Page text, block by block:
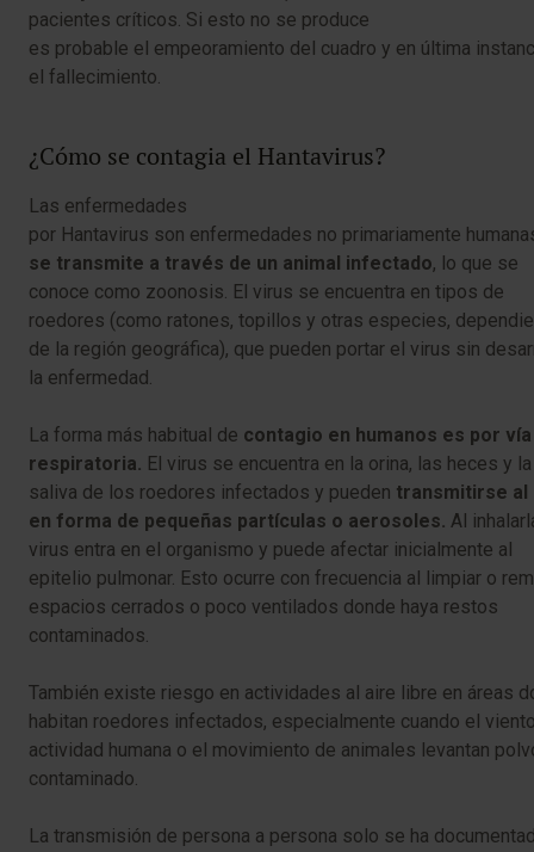
pacientes críticos. Si esto no se produce
es probable el empeoramiento del cuadro y en última
el fallecimiento.
¿Cómo se contagia el Hantavirus?
Las enfermedades
por Hantavirus son enfermedades no primariamente
se transmite a través de un animal infectado, lo que se
conoce como zoonosis. El virus se encuentra en tipos de
roedores (como ratones, topillos y otras especies,
de la región geográfica), que pueden portar el virus sin
la enfermedad.
La forma más habitual de contagio en humanos es por vía
respiratoria. El virus se encuentra en la orina, las heces y la
saliva de los roedores infectados y pueden transmitirse al
en forma de pequeñas partículas o aerosoles. Al
virus entra en el organismo y puede afectar inicialmente al
epitelio pulmonar. Esto ocurre con frecuencia al limpiar o
espacios cerrados o poco ventilados donde haya restos
contaminados.
También existe riesgo en actividades al aire libre en áreas
habitan roedores infectados, especialmente cuando el
actividad humana o el movimiento de animales levantan
contaminado.
La transmisión de persona a persona solo se ha